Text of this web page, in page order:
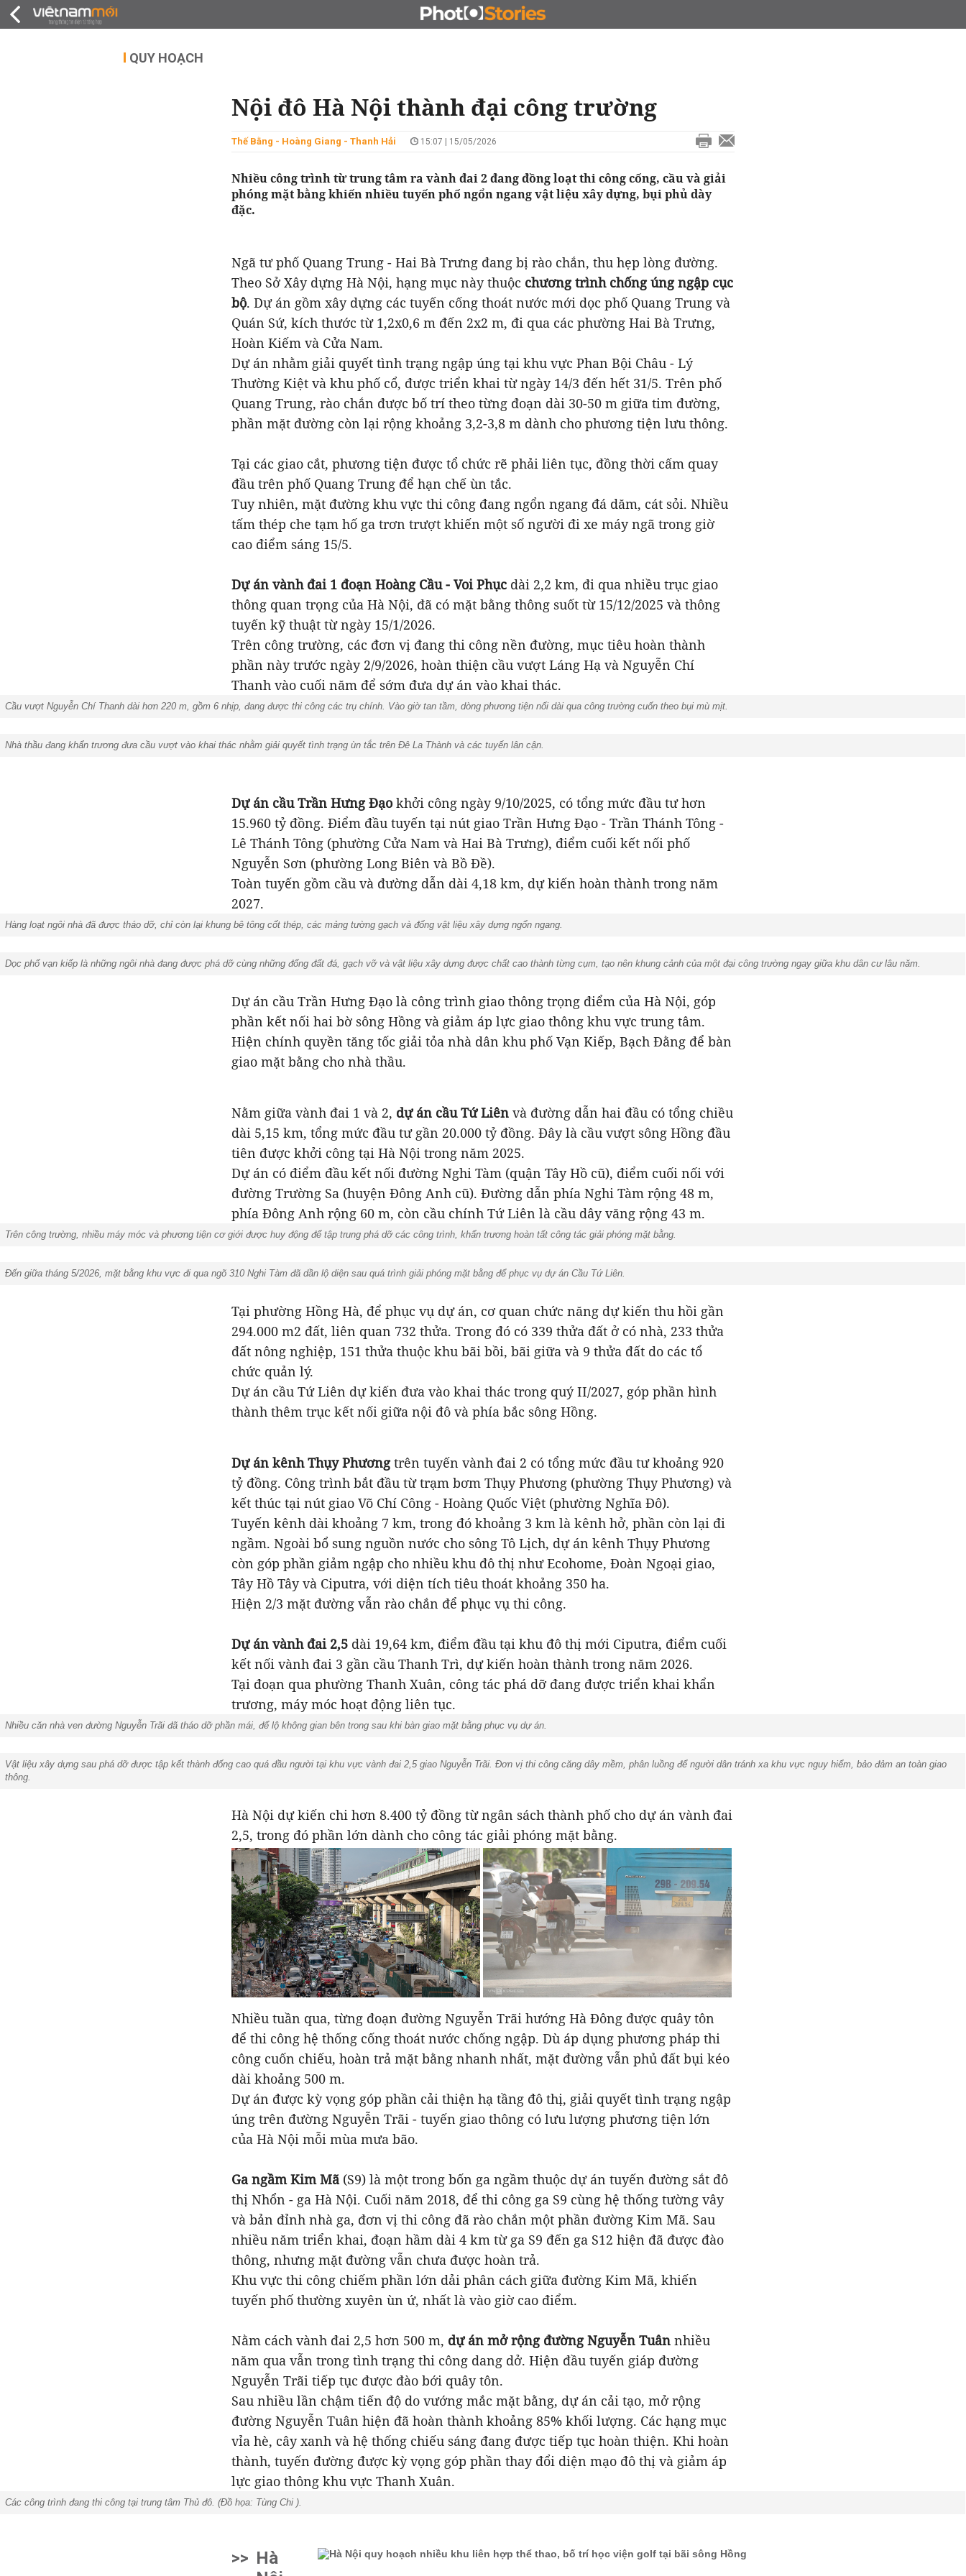
ĐẤU GIÁ - ĐẤU THẦU KINH DOANH
QUY HOẠCH
Nội đô Hà Nội thành đại công trường
Thế Bằng - Hoàng Giang - Thanh Hải 15:07 | 15/05/2026
Nhiều công trình từ trung tâm ra vành đai 2 đang đồng loạt thi công cống, cầu và giải
phóng mặt bằng khiến nhiều tuyến phố ngổn ngang vật liệu xây dựng, bụi phủ dày
đặc.
Ngã tư phố Quang Trung - Hai Bà Trưng đang bị rào chắn, thu hẹp lòng đường.
Theo Sở Xây dựng Hà Nội, hạng mục này thuộc chương trình chống úng ngập cục
bộ. Dự án gồm xây dựng các tuyến cống thoát nước mới dọc phố Quang Trung và
Quán Sứ, kích thước từ 1,2x0,6 m đến 2x2 m, đi qua các phường Hai Bà Trưng,
Hoàn Kiếm và Cửa Nam.
Dự án nhằm giải quyết tình trạng ngập úng tại khu vực Phan Bội Châu - Lý
Thường Kiệt và khu phố cổ, được triển khai từ ngày 14/3 đến hết 31/5. Trên phố
Quang Trung, rào chắn được bố trí theo từng đoạn dài 30-50 m giữa tim đường,
phần mặt đường còn lại rộng khoảng 3,2-3,8 m dành cho phương tiện lưu thông.
Tại các giao cắt, phương tiện được tổ chức rẽ phải liên tục, đồng thời cấm quay
đầu trên phố Quang Trung để hạn chế ùn tắc.
Tuy nhiên, mặt đường khu vực thi công đang ngổn ngang đá dăm, cát sỏi. Nhiều
tấm thép che tạm hố ga trơn trượt khiến một số người đi xe máy ngã trong giờ
cao điểm sáng 15/5.
Dự án vành đai 1 đoạn Hoàng Cầu - Voi Phục dài 2,2 km, đi qua nhiều trục giao
thông quan trọng của Hà Nội, đã có mặt bằng thông suốt từ 15/12/2025 và thông
tuyến kỹ thuật từ ngày 15/1/2026.
Trên công trường, các đơn vị đang thi công nền đường, mục tiêu hoàn thành
phần này trước ngày 2/9/2026, hoàn thiện cầu vượt Láng Hạ và Nguyễn Chí
Thanh vào cuối năm để sớm đưa dự án vào khai thác.
Cầu vượt Nguyễn Chí Thanh dài hơn 220 m, gồm 6 nhịp, đang được thi công các trụ chính. Vào giờ tan tầm, dòng phương tiện nối dài qua công trường cuốn theo bụi mù mịt.
Nhà thầu đang khẩn trương đưa cầu vượt vào khai thác nhằm giải quyết tình trạng ùn tắc trên Đê La Thành và các tuyến lân cận.
Dự án cầu Trần Hưng Đạokhởi công ngày 9/10/2025, có tổng mức đầu tư hơn
15.960 tỷ đồng. Điểm đầu tuyến tại nút giao Trần Hưng Đạo - Trần Thánh Tông -
Lê Thánh Tông (phường Cửa Nam và Hai Bà Trưng), điểm cuối kết nối phố
Nguyễn Sơn (phường Long Biên và Bồ Đề).
Toàn tuyến gồm cầu và đường dẫn dài 4,18 km, dự kiến hoàn thành trong năm
2027.
Hàng loạt ngôi nhà đã được tháo dỡ, chỉ còn lại khung bê tông cốt thép, các mảng tường gạch và đống vật liệu xây dựng ngổn ngang.
Dọc phố vạn kiếp là những ngôi nhà đang được phá dỡ cùng những đống đất đá, gạch vỡ và vật liệu xây dựng được chất cao thành từng cụm, tạo nên khung cảnh của một đại công trường ngay giữa khu dân cư lâu năm.
Dự án cầu Trần Hưng Đạo là công trình giao thông trọng điểm của Hà Nội, góp
phần kết nối hai bờ sông Hồng và giảm áp lực giao thông khu vực trung tâm.
Hiện chính quyền tăng tốc giải tỏa nhà dân khu phố Vạn Kiếp, Bạch Đằng để bàn
giao mặt bằng cho nhà thầu.
Nằm giữa vành đai 1 và 2, dự án cầu Tứ Liên và đường dẫn hai đầu có tổng chiều
dài 5,15 km, tổng mức đầu tư gần 20.000 tỷ đồng. Đây là cầu vượt sông Hồng đầu
tiên được khởi công tại Hà Nội trong năm 2025.
Dự án có điểm đầu kết nối đường Nghi Tàm (quận Tây Hồ cũ), điểm cuối nối với
đường Trường Sa (huyện Đông Anh cũ). Đường dẫn phía Nghi Tàm rộng 48 m,
phía Đông Anh rộng 60 m, còn cầu chính Tứ Liên là cầu dây văng rộng 43 m.
Trên công trường, nhiều máy móc và phương tiện cơ giới được huy động để tập trung phá dỡ các công trình, khẩn trương hoàn tất công tác giải phóng mặt bằng.
Đến giữa tháng 5/2026, mặt bằng khu vực đi qua ngõ 310 Nghi Tàm đã dần lộ diện sau quá trình giải phóng mặt bằng để phục vụ dự án Cầu Tứ Liên.
Tại phường Hồng Hà, để phục vụ dự án, cơ quan chức năng dự kiến thu hồi gần
294.000 m2 đất, liên quan 732 thửa. Trong đó có 339 thửa đất ở có nhà, 233 thửa
đất nông nghiệp, 151 thửa thuộc khu bãi bồi, bãi giữa và 9 thửa đất do các tổ
chức quản lý.
Dự án cầu Tứ Liên dự kiến đưa vào khai thác trong quý II/2027, góp phần hình
thành thêm trục kết nối giữa nội đô và phía bắc sông Hồng.
Dự án kênh Thụy Phươngtrên tuyến vành đai 2 có tổng mức đầu tư khoảng 920
tỷ đồng. Công trình bắt đầu từ trạm bơm Thụy Phương (phường Thụy Phương) và
kết thúc tại nút giao Võ Chí Công - Hoàng Quốc Việt (phường Nghĩa Đô).
Tuyến kênh dài khoảng 7 km, trong đó khoảng 3 km là kênh hở, phần còn lại đi
ngầm. Ngoài bổ sung nguồn nước cho sông Tô Lịch, dự án kênh Thụy Phương
còn góp phần giảm ngập cho nhiều khu đô thị như Ecohome, Đoàn Ngoại giao,
Tây Hồ Tây và Ciputra, với diện tích tiêu thoát khoảng 350 ha.
Hiện 2/3 mặt đường vẫn rào chắn để phục vụ thi công.
Dự án vành đai 2,5 dài 19,64 km, điểm đầu tại khu đô thị mới Ciputra, điểm cuối
kết nối vành đai 3 gần cầu Thanh Trì, dự kiến hoàn thành trong năm 2026.
Tại đoạn qua phường Thanh Xuân, công tác phá dỡ đang được triển khai khẩn
trương, máy móc hoạt động liên tục.
Nhiều căn nhà ven đường Nguyễn Trãi đã tháo dỡ phần mái, để lộ không gian bên trong sau khi bàn giao mặt bằng phục vụ dự án.
Vật liệu xây dựng sau phá dỡ được tập kết thành đống cao quá đầu người tại khu vực vành đai 2,5 giao Nguyễn Trãi. Đơn vị thi công căng dây mềm, phân luồng để người dân tránh xa khu vực nguy hiểm, bảo đảm an toàn giao
thông.
Hà Nội dự kiến chi hơn 8.400 tỷ đồng từ ngân sách thành phố cho dự án vành đai
2,5, trong đó phần lớn dành cho công tác giải phóng mặt bằng.
Nhiều tuần qua, từng đoạn đường Nguyễn Trãi hướng Hà Đông được quây tôn
để thi công hệ thống cống thoát nước chống ngập. Dù áp dụng phương pháp thi
công cuốn chiếu, hoàn trả mặt bằng nhanh nhất, mặt đường vẫn phủ đất bụi kéo
dài khoảng 500 m.
Dự án được kỳ vọng góp phần cải thiện hạ tầng đô thị, giải quyết tình trạng ngập
úng trên đường Nguyễn Trãi - tuyến giao thông có lưu lượng phương tiện lớn
của Hà Nội mỗi mùa mưa bão.
Ga ngầm Kim Mã (S9) là một trong bốn ga ngầm thuộc dự án tuyến đường sắt đô
thị Nhổn - ga Hà Nội. Cuối năm 2018, để thi công ga S9 cùng hệ thống tường vây
và bản đỉnh nhà ga, đơn vị thi công đã rào chắn một phần đường Kim Mã. Sau
nhiều năm triển khai, đoạn hầm dài 4 km từ ga S9 đến ga S12 hiện đã được đào
thông, nhưng mặt đường vẫn chưa được hoàn trả.
Khu vực thi công chiếm phần lớn dải phân cách giữa đường Kim Mã, khiến
tuyến phố thường xuyên ùn ứ, nhất là vào giờ cao điểm.
Nằm cách vành đai 2,5 hơn 500 m, dự án mở rộng đường Nguyễn Tuân nhiều
năm qua vẫn trong tình trạng thi công dang dở. Hiện đầu tuyến giáp đường
Nguyễn Trãi tiếp tục được đào bới quây tôn.
Sau nhiều lần chậm tiến độ do vướng mắc mặt bằng, dự án cải tạo, mở rộng
đường Nguyễn Tuân hiện đã hoàn thành khoảng 85% khối lượng. Các hạng mục
vỉa hè, cây xanh và hệ thống chiếu sáng đang được tiếp tục hoàn thiện. Khi hoàn
thành, tuyến đường được kỳ vọng góp phần thay đổi diện mạo đô thị và giảm áp
lực giao thông khu vực Thanh Xuân.
Các công trình đang thi công tại trung tâm Thủ đô. (Đồ họa: Tùng Chi ).
>> Hà